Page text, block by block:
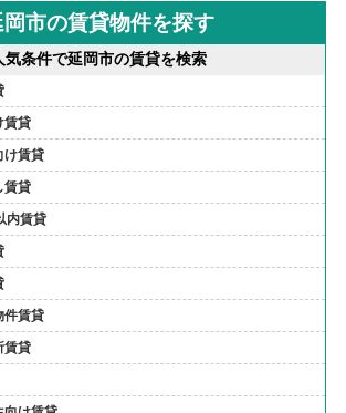
岡市の賃貸物件を探す
気条件で延岡市の賃貸を検索
賃貸
け賃貸
賃貸
内賃貸
件賃貸
賃貸